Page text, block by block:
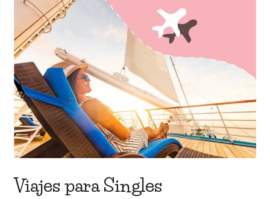
Viajes para Singles